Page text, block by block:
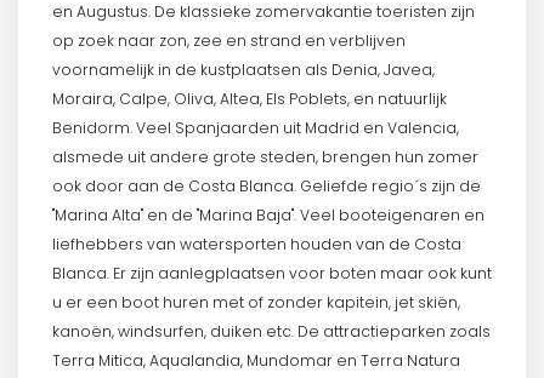
en Augustus. De klassieke zomervakantie toeristen zijn
op zoek naar zon, zee en strand en verblijven
voornamelijk in de kustplaatsen als Denia, Javea,
Moraira, Calpe, Oliva, Altea, Els Poblets, en natuurlijk
Benidorm. Veel Spanjaarden uit Madrid en Valencia,
alsmede uit andere grote steden, brengen hun zomer
ook door aan de Costa Blanca. Geliefde regio´s zijn de
"Marina Alta" en de "Marina Baja". Veel booteigenaren en
liefhebbers van watersporten houden van de Costa
Blanca. Er zijn aanlegplaatsen voor boten maar ook kunt
u er een boot huren met of zonder kapitein, jet skiën,
kanoën, windsurfen, duiken etc. De attractieparken zoals
Terra Mitica, Aqualandia, Mundomar en Terra Natura